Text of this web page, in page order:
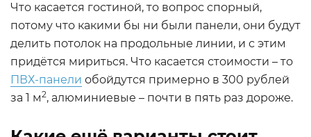
Что касается гостиной, то вопрос спорный,
потому что какими бы ни были панели, они будут
делить потолок на продольные линии, и с этим
придётся мириться. Что касается стоимости – то
ПВХ-панели обойдутся примерно в 300 рублей
за 1 м2, алюминиевые – почти в пять раз дороже.